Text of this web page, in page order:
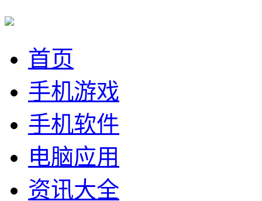
首页
手机游戏
手机软件
电脑应用
资讯大全